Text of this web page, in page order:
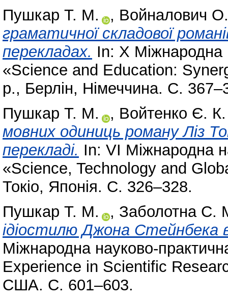
Пушкар Т. М.
, Войналович
граматичної складової
перекладах. In: X Міжнародна
«Science and Education:
р., Берлін, Німеччина. С.
Пушкар Т. М.
, Войтенко Є. К.
мовних одиниць роману Ліз
перекладі. In: VI Міжнародна
«Science, Technology and
Токіо, Японія. С. 326–328.
Пушкар Т. М.
, Заболотна С.
ідіостилю Джона Стейнбека
Міжнародна науково-
Experience in Scientific
США. С. 601–603.